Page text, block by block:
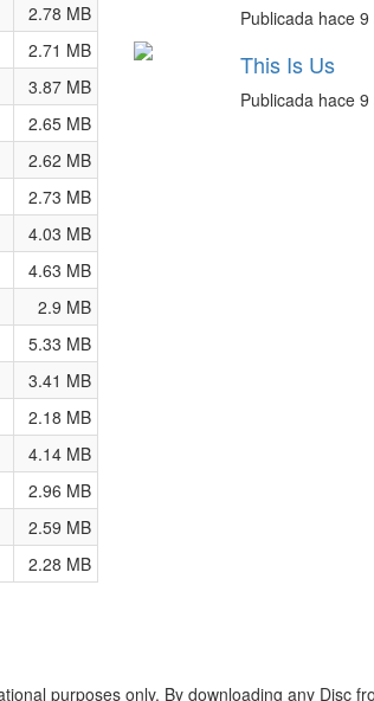
2.78 MB
2.71 MB
3.87 MB
2.65 MB
2.62 MB
2.73 MB
4.03 MB
4.63 MB
2.9 MB
5.33 MB
3.41 MB
2.18 MB
4.14 MB
2.96 MB
2.59 MB
2.28 MB
Publicada hace 9
This Is Us
Publicada hace 9
purposes only. By downloading any Disc